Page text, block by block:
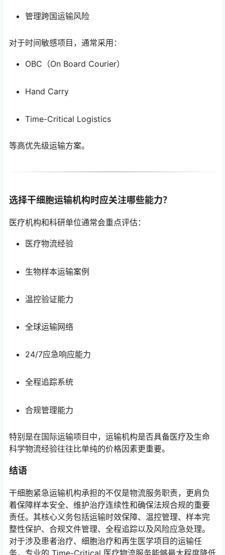
管理跨国运输风险
对于时间敏感项目，通常采用：
OBC（On Board Courier）
Hand Carry
Time-Critical Logistics
等高优先级运输方案。
选择干细胞运输机构时应关注哪些能力？
医疗机构和科研单位通常会重点评估：
医疗物流经验
生物样本运输案例
温控验证能力
全球运输网络
24/7应急响应能力
全程追踪系统
合规管理能力
特别是在国际运输项目中，运输机构是否具备医疗及生命
科学物流经验往往比单纯的价格因素更重要。
结语
干细胞紧急运输机构承担的不仅是物流服务职责，更肩负
着保障样本安全、维护治疗连续性和确保法规合规的重要
责任。其核心义务包括运输时效保障、温控管理、样本完
整性保护、合规文件管理、全程追踪以及风险应急处理。
对于涉及患者治疗、细胞治疗和再生医学项目的运输任
务，专业的 Time-Critical 医疗物流服务能够最大程度降低